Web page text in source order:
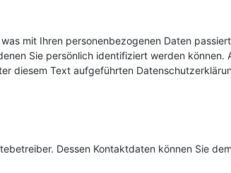
mit Ihren personenbezogenen Daten
Sie persönlich identifiziert werden können.
diesem Text aufgeführten
Dessen Kontaktdaten können Sie